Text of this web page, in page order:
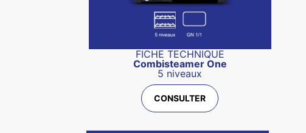
FICHE TECHNIQUE
Combisteamer One
5 niveaux
CONSULTER